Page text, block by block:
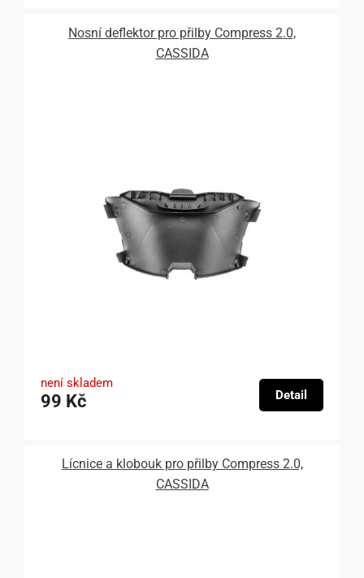
Nosní deflektor pro přilby Compress 2.0,
CASSIDA
není skladem
99 Kč Detail
Lícnice a klobouk pro přilby Compress 2.0,
CASSIDA